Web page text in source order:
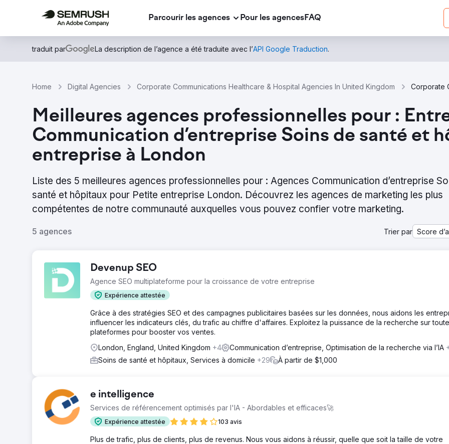
Parcourir les agences Pour les agencesFAQ
traduit par La description de l’agence a été traduite avec l’API Google Traduction.
Home Digital Agencies Corporate Communications Healthcare & Hospital Agencies In United Kingdom
Meilleures agences professionnelles pour :
Communication d’entreprise Soins de santé et
entreprise à London
Liste des 5 meilleures agences professionnelles pour : Agences Communication d’entreprise
santé et hôpitaux pour Petite entreprise London. Découvrez les agences de marketing les plus
compétentes de notre communauté auxquelles vous pouvez confier votre marketing.
5 agences Trier par Score
Devenup SEO
Agence SEO multiplateforme pour la croissance de votre entreprise
Expérience attestée
Grâce à des stratégies SEO et des campagnes publicitaires basées sur les données, nous aidons les
influencer les indicateurs clés, du trafic au chiffre d'affaires. Exploitez la puissance de la recherche sur
plateformes pour booster vos ventes.
London, England, United Kingdom +4 Communication d’entreprise, Optimisation de la recherche via l’IA
Soins de santé et hôpitaux, Services à domicile +29 À partir de $1,000
e intelligence
Services de référencement optimisés par l'IA - Abordables et efficaces🚀
Expérience attestée 103 avis
Plus de trafic, plus de clients, plus de revenus. Nous vous aidons à réussir, quelle que soit la taille de votre